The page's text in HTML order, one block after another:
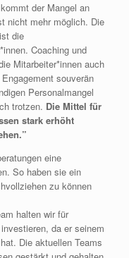
der Mangel an
nicht mehr möglich. Die
die
Coaching und
Mitarbeiter*innen auch
souverän
Personalmangel
trotzen. Die Mittel für
stark erhöht
eine
So haben sie ein
zu können
halten wir für
da er seinem
Die aktuellen Teams